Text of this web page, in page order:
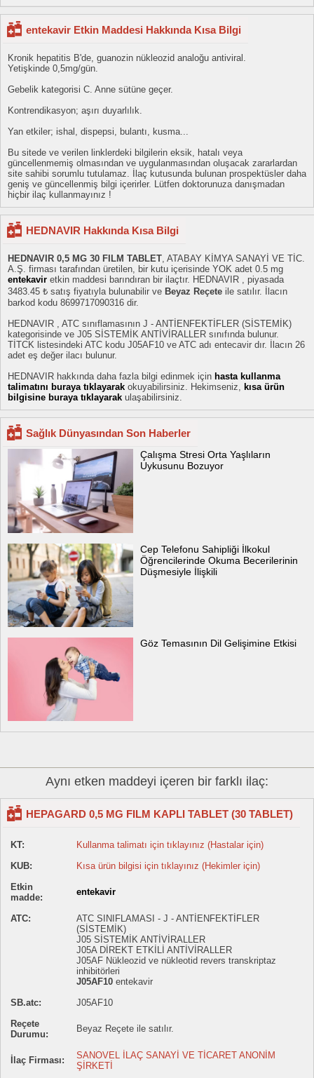
entekavir Etkin Maddesi Hakkında Kısa Bilgi
Kronik hepatitis B'de, guanozin nükleozid analoğu antiviral.
Yetişkinde 0,5mg/gün.
Gebelik kategorisi C. Anne sütüne geçer.
Kontrendikasyon; aşırı duyarlılık.
Yan etkiler; ishal, dispepsi, bulantı, kusma...
Bu sitede ve verilen linklerdeki bilgilerin eksik, hatalı veya
güncellenmemiş olmasından ve uygulanmasından oluşacak zararlardan
site sahibi sorumlu tutulamaz. İlaç kutusunda bulunan prospektüsler daha
geniş ve güncellenmiş bilgi içerirler. Lütfen doktorunuza danışmadan
hiçbir ilaç kullanmayınız !
HEDNAVIR Hakkında Kısa Bilgi
HEDNAVIR 0,5 MG 30 FILM TABLET, ATABAY KİMYA SANAYİ VE TİC.
A.Ş. firması tarafından üretilen, bir kutu içerisinde YOK adet 0.5 mg
entekavir etkin maddesi barındıran bir ilaçtır. HEDNAVIR , piyasada
3483.45 ₺ satış fiyatıyla bulunabilir ve Beyaz Reçete ile satılır. İlacın
barkod kodu 8699717090316 dir.
HEDNAVIR , ATC sınıflamasının J - ANTİENFEKTİFLER (SİSTEMİK)
kategorisinde ve J05 SİSTEMİK ANTİVİRALLER sınıfında bulunur.
TİTCK listesindeki ATC kodu J05AF10 ve ATC adı entecavir dır. İlacın 26
adet eş değer ilacı bulunur.
HEDNAVIR hakkında daha fazla bilgi edinmek için hasta kullanma
talimatını buraya tıklayarak okuyabilirsiniz. Hekimseniz, kısa ürün
bilgisine buraya tıklayarak ulaşabilirsiniz.
Sağlık Dünyasından Son Haberler
Çalışma Stresi Orta Yaşlıların
Uykusunu Bozuyor
Cep Telefonu Sahipliği İlkokul
Öğrencilerinde Okuma Becerilerinin
Düşmesiyle İlişkili
Göz Temasının Dil Gelişimine Etkisi
Aynı etken maddeyi içeren bir farklı ilaç:
HEPAGARD 0,5 MG FILM KAPLI TABLET (30 TABLET)
KT:
Kullanma talimatı için tıklayınız (Hastalar için)
KUB:
Kısa ürün bilgisi için tıklayınız (Hekimler için)
Etkin
madde:
entekavir
ATC:
ATC SINIFLAMASI - J - ANTİENFEKTİFLER
(SİSTEMİK)
J05 SİSTEMİK ANTİVİRALLER
J05A DİREKT ETKİLİ ANTİVİRALLER
J05AF Nükleozid ve nükleotid revers transkriptaz
inhibitörleri
J05AF10 entekavir
SB.atc:
J05AF10
Reçete
Durumu:
Beyaz Reçete ile satılır.
İlaç Firması:
SANOVEL İLAÇ SANAYİ VE TİCARET ANONİM
ŞİRKETİ